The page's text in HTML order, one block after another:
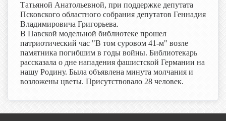
Татьяной Анатольевной, при поддержке депутата
Псковского областного собрания депутатов Геннадия
Владимировича Григорьева.
В Павской модельной библиотеке прошел
патриотический час "В том суровом 41-м" возле
памятника погибшим в годы войны. Библиотекарь
рассказала о дне нападения фашистской Германии на
нашу Родину. Была объявлена минута молчания и
возложены цветы. Присутствовало 28 человек.